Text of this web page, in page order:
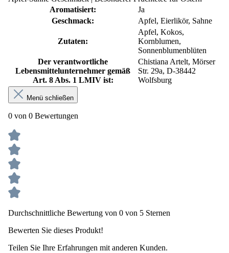
Aromatisiert:
Ja
Geschmack:
Apfel, Eierlikör, Sahne
Zutaten:
Apfel, Kokos,
Kornblumen,
Sonnenblumenblüten
Der verantwortliche
Lebensmittelunternehmer gemäß
Art. 8 Abs. 1 LMIV ist:
Chistiana Artelt, Mörser
Str. 29a, D-38442
Wolfsburg
Menü schließen
0 von 0 Bewertungen
Durchschnittliche Bewertung von 0 von 5 Sternen
Bewerten Sie dieses Produkt!
Teilen Sie Ihre Erfahrungen mit anderen Kunden.